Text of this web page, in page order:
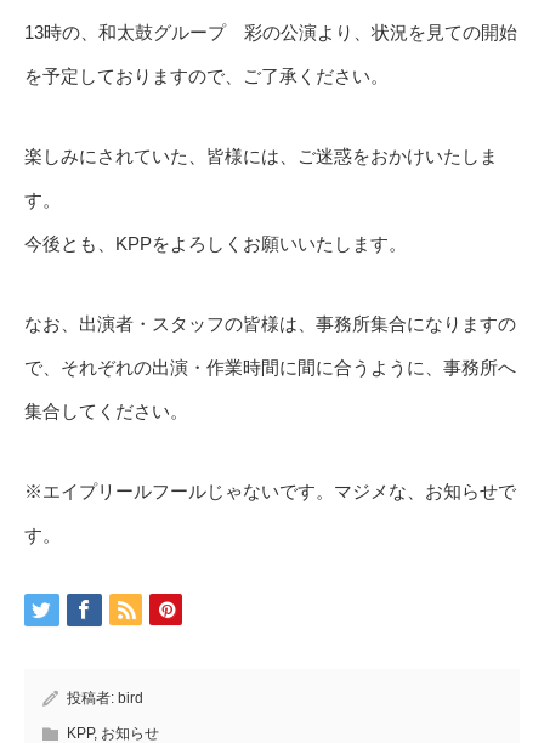
13時の、和太鼓グループ 彩の公演より、状況を見ての開始
を予定しておりますので、ご了承ください。
楽しみにされていた、皆様には、ご迷惑をおかけいたしま
す。
今後とも、KPPをよろしくお願いいたします。
なお、出演者・スタッフの皆様は、事務所集合になりますの
で、それぞれの出演・作業時間に間に合うように、事務所へ
集合してください。
※エイプリールフールじゃないです。マジメな、お知らせで
す。
投稿者: bird
KPP, お知らせ